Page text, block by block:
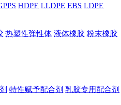
HDPE LLDPE EBS LDPE
热塑性弹性体 液体橡胶 粉末橡胶
特性赋予配合剂 乳胶专用配合剂